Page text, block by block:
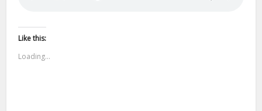
Like this:
Loading...